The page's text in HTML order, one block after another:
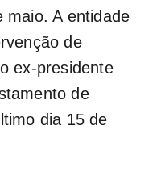
maio. A entidade
de
ex-presidente
de
dia 15 de